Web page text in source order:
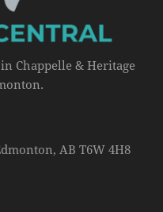
Chappelle & Heritage
AB T6W 4H8